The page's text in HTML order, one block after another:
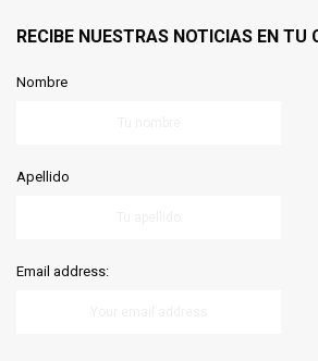
RECIBE NUESTRAS NOTICIAS EN TU
Nombre
Apellido
Email address: